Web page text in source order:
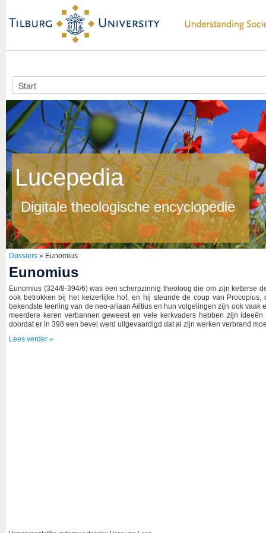
Lucepedia
Digitale theologische encyclopedie
Dossiers » Eunomius
Eunomius
Eunomius (324/8-394/6) was een scherpzinnig theoloog die om zijn ketterse
ook betrokken bij het keizerlijke hof, en hij steunde de coup van
bekendste leerling van de neo-ariaan Aëtius en hun volgelingen zijn ook
meerdere keren verbannen geweest en vele kerkvaders hebben zijn
doordat er in 398 een bevel werd uitgevaardigd dat al zijn werken verbrand
Lees verder »